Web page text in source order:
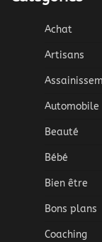
Achat
Artisans
Automobile
Beauté
Bébé
Bien être
Bons plans
Coaching